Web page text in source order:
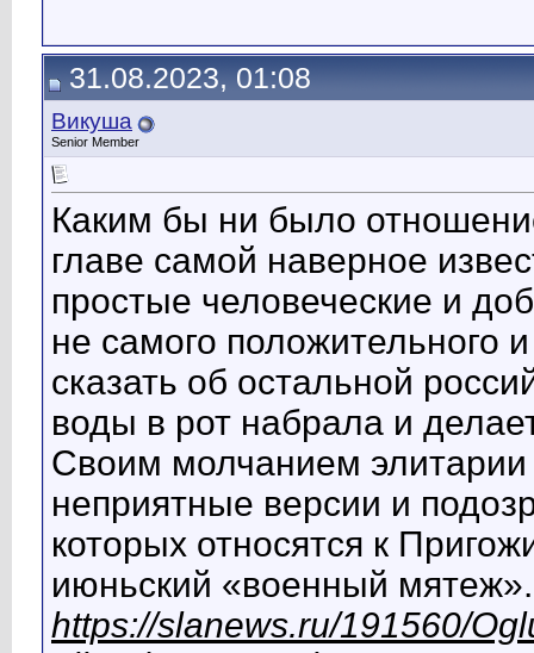
31.08.2023, 01:08
Викуша
Senior Member
Каким бы ни было
главе самой наверное
простые человеческие и
не самого положительного
сказать об остальной
воды в рот набрала и
Своим молчанием
неприятные версии и
которых относятся к
июньский «военный мятеж».
https://slanews.ru/191560/